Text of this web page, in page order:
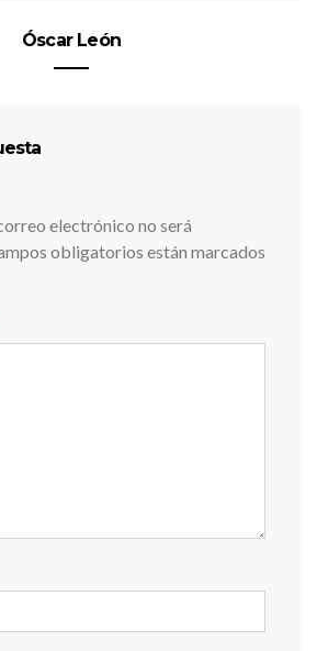
Óscar León
electrónico no será
obligatorios están marcados